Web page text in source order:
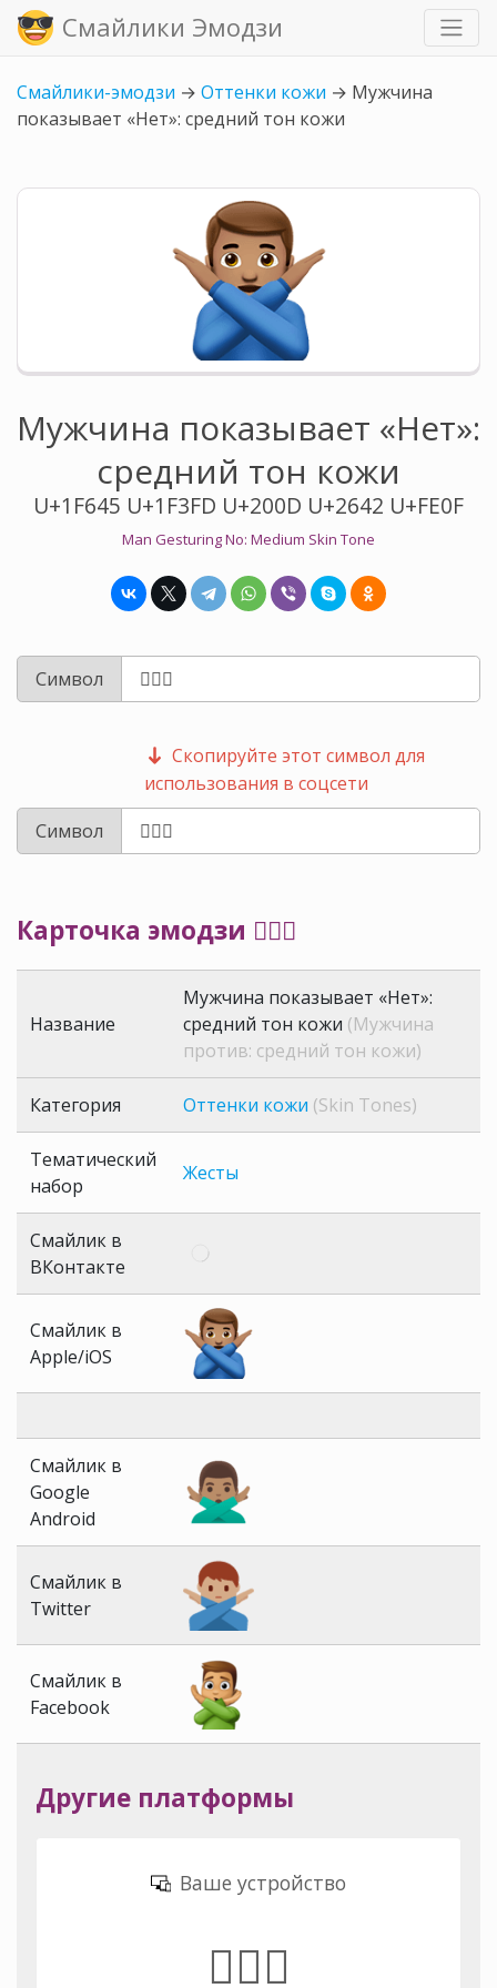
Смайлики Эмодзи
Смайлики-эмодзи → Оттенки кожи → Мужчина
показывает «Нет»: средний тон кожи
Мужчина показывает «Нет»:
средний тон кожи
U+1F645 U+1F3FD U+200D U+2642 U+FE0F
Man Gesturing No: Medium Skin Tone
Символ
Скопируйте этот символ для
использования в соцсети
Символ
Карточка эмодзи 🙅🏽‍♂️
Название
Мужчина показывает «Нет»:
средний тон кожи (Мужчина
против: средний тон кожи)
Категория Оттенки кожи (Skin Tones)
Тематический
набор
Жесты
Смайлик в
ВКонтакте
Смайлик в
Apple/iOS
Смайлик в
Google
Android
Смайлик в
Twitter
Смайлик в
Facebook
Другие платформы
Ваше устройство
🙅🏽‍♂️